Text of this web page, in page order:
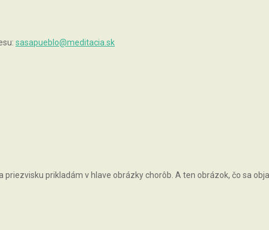
sasapueblo@meditacia.sk
prikladám v hlave obrázky chorôb. A ten obrázok, čo sa